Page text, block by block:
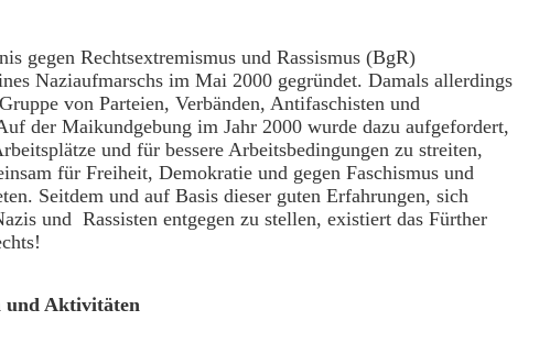
gegen Rechtsextremismus und Rassismus (BgR)
Naziaufmarschs im Mai 2000 gegründet. Damals allerdings
von Parteien, Verbänden, Antifaschisten und
der Maikundgebung im Jahr 2000 wurde dazu aufgefordert,
und für bessere Arbeitsbedingungen zu streiten,
für Freiheit, Demokratie und gegen Faschismus und
Seitdem und auf Basis dieser guten Erfahrungen, sich
und Rassisten entgegen zu stellen, existiert das Fürther
und Aktivitäten